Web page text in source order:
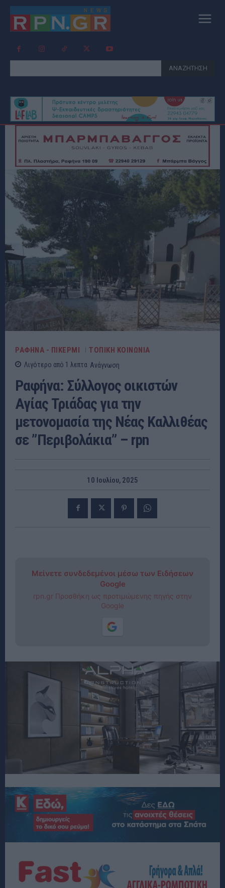
ΑΝΑΖΗΤΗΣΗ
ΡΑΦΗΝΑ - ΠΙΚΕΡΜΙ ΤΟΠΙΚΗ ΚΟΙΝΩΝΙΑ
Λιγότερο από 1 λεπτα Ανάγνωση
Ραφήνα: Σύλλογος οικιστών
Αγίας Τριάδας για την
μετονομασία της Νέας Καλλιθέας
σε ”Περιβολάκια” – rpn
10 Ιουλίου, 2025
Μείνετε συνδεδεμένοι μέσω των Ειδήσεων
Google
rpn.gr Προσθήκη ως προτιμώμενης πηγής στην
Google